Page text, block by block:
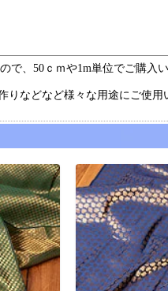
、50ｃｍや1m単位でご購入い
などなど様々な用途にご使